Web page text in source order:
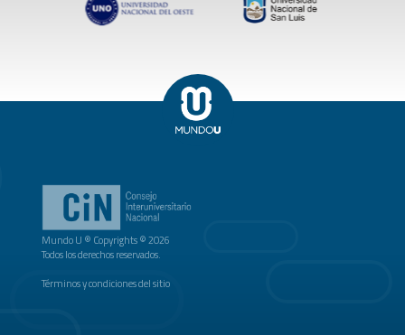
Mundo U ® Copyrights © 2026
Todos los derechos reservados.
Términos y condiciones del sitio